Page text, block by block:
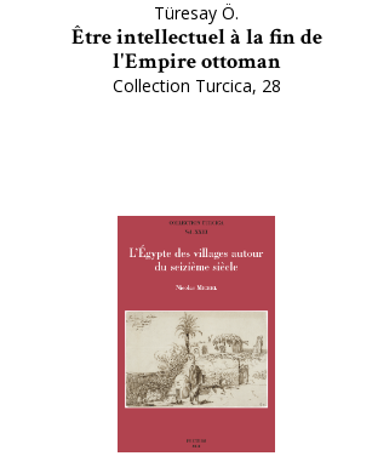
Türesay Ö.
Être intellectuel à la fin de
l'Empire ottoman
Collection Turcica, 28